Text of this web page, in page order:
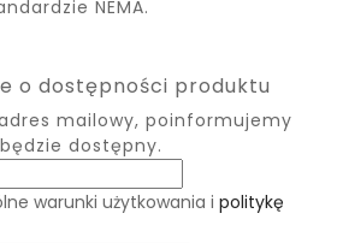
NEMA.
o dostępności produktu
mailowy, poinformujemy
dostępny.
warunki użytkowania i politykę